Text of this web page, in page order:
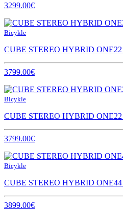
3299.00€
Bicykle
CUBE STEREO HYBRID ONE22
3799.00€
Bicykle
CUBE STEREO HYBRID ONE22
3799.00€
Bicykle
CUBE STEREO HYBRID ONE44
3899.00€